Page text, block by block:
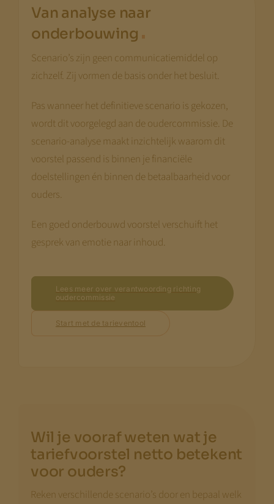
Van analyse naar
onderbouwing .
Scenario’s zijn geen communicatiemiddel op
zichzelf. Zij vormen de basis onder het besluit.
Pas wanneer het definitieve scenario is gekozen,
wordt dit voorgelegd aan de oudercommissie. De
scenario-analyse maakt inzichtelijk waarom dit
voorstel passend is binnen je financiële
doelstellingen én binnen de betaalbaarheid voor
ouders.
Een goed onderbouwd voorstel verschuift het
gesprek van emotie naar inhoud.
Lees meer over verantwoording richting
oudercommissie
Start met de tarieventool
Wil je vooraf weten wat je
tariefvoorstel netto betekent
voor ouders?
Reken verschillende scenario’s door en bepaal welk